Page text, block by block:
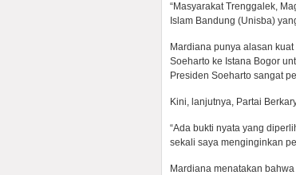
“Masyarakat Trenggalek,
Islam Bandung (Unisba)
Mardiana punya alasan
Soeharto ke Istana Bogor
Presiden Soeharto sangat
Kini, lanjutnya, Partai
“Ada bukti nyata yang
sekali saya menginginkan
Mardiana menatakan